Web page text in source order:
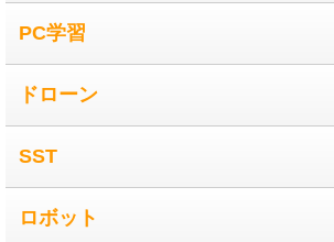
PC学習
ドローン
SST
ロボット